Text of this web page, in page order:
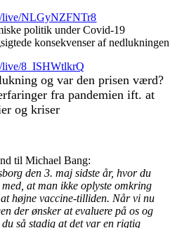
live/NLGyNZFNTr8
politik under Covid-19
konsekvenser af nedlukningen
live/8_ISHWtlkrQ
og var den prisen værd?
fra pandemien ift. at
og kriser
til Michael Bang:
den 3. maj sidste år, hvor du
at man ikke oplyste omkring
højne vaccine-tilliden. Når vi nu
der ønsker at evaluere på os og
så stadig at det var en rigtig